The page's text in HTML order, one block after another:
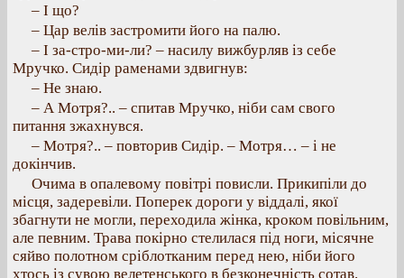
– І що?
– Цар велів застромити його на палю.
– І за-стро-ми-ли? – насилу вижбурляв із себе
Мручко. Сидір раменами здвигнув:
– Не знаю.
– А Мотря?.. – спитав Мручко, ніби сам свого
питання зжахнувся.
– Мотря?.. – повторив Сидір. – Мотря… – і не
докінчив.
Очима в опалевому повітрі повисли. Прикипіли до
місця, задеревіли. Поперек дороги у віддалі, якої
збагнути не могли, переходила жінка, кроком повільним,
але певним. Трава покірно стелилася під ноги, місячне
сяйво полотном сріблотканим перед нею, ніби його
хтось із сувою велетенського в безконечність сотав.